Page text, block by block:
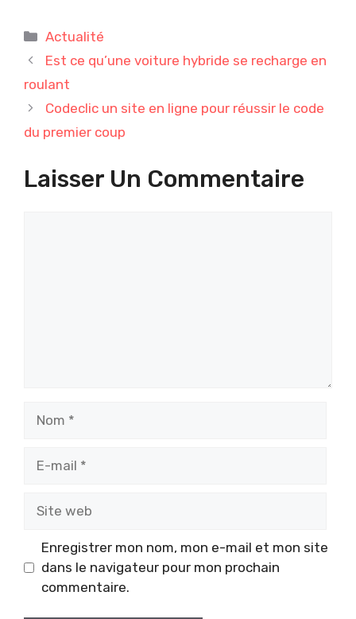
Catégories
Actualité
Est ce qu’une voiture hybride se recharge en
roulant
Codeclic un site en ligne pour réussir le code
du premier coup
Laisser Un Commentaire
mail
web
Enregistrer mon nom, mon e-mail et mon site
dans le navigateur pour mon prochain
commentaire.